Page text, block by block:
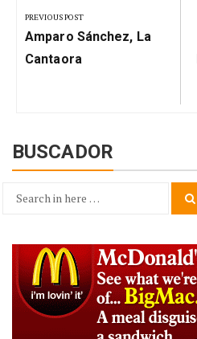
de
entradas
PREVIOUS POST
Previous
Post:
Amparo Sánchez, La
Cantaora
BUSCADOR
Search